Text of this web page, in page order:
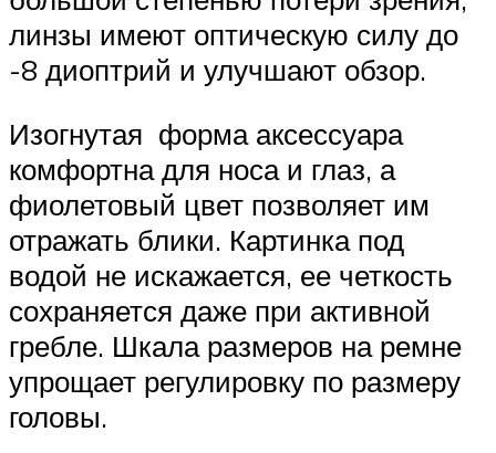
линзы имеют оптическую силу до
-8 диоптрий и улучшают обзор.
Изогнутая форма аксессуара
комфортна для носа и глаз, а
фиолетовый цвет позволяет им
отражать блики. Картинка под
водой не искажается, ее четкость
сохраняется даже при активной
гребле. Шкала размеров на ремне
упрощает регулировку по размеру
головы.